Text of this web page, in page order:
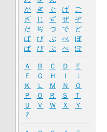
が
ぎ ぐ げ
ご
ざ
じ ず ぜ
ぞ
だ
ぢ づ で
ど
ば
び ぶ べ
ぼ
ぱ
ぴ ぷ ぺ ぽ
Ａ Ｂ Ｃ Ｄ
Ｅ
Ｆ
Ｇ Ｈ Ｉ
Ｊ
Ｋ
Ｌ Ｍ Ｎ
Ｏ
Ｐ
Ｑ Ｒ Ｓ
Ｔ
Ｕ
Ｖ Ｗ Ｘ
Ｙ
Ｚ